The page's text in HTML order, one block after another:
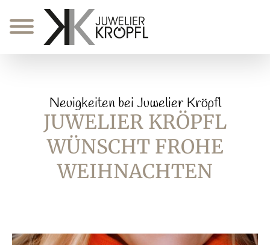
Zum
Neuigkeiten bei Juwelier Kröpfl
JUWELIER KRÖPFL
WÜNSCHT FROHE
WEIHNACHTEN